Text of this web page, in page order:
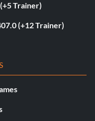
Trainer)
(+12 Trainer)